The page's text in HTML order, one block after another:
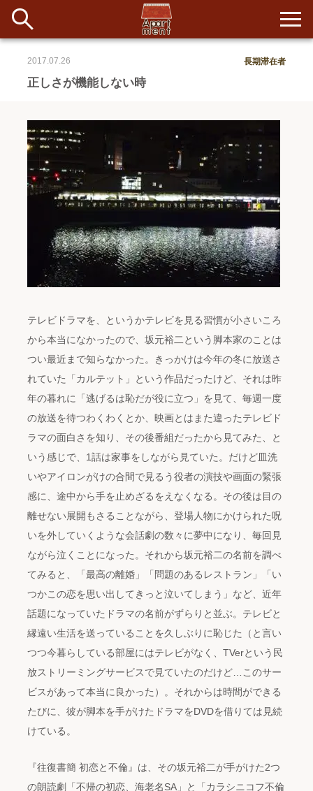
#日記 #暮らし #生活 #留学 #考え事 #音楽
イベント&ショップ
長期滞在者&more
アパートメントについて
配信
入居者一覧
正しさが機能しない時
2017.07.26 長期滞在者
テレビドラマを、というかテレビを見る習慣が小さいころ
から本当になかったので、坂元裕二という脚本家のことは
つい最近まで知らなかった。きっかけは今年の冬に放送さ
れていた「カルテット」という作品だったけど、それは昨
年の暮れに「逃げるは恥だが役に立つ」を見て、毎週一度
の放送を待つわくわくとか、映画とはまた違ったテレビド
ラマの面白さを知り、その後番組だったから見てみた、と
いう感じで、1話は家事をしながら見ていた。だけど皿洗
いやアイロンがけの合間で見るう役者の演技や画面の緊張
感に、途中から手を止めざるをえなくなる。その後は目の
離せない展開もさることながら、登場人物にかけられた呪
いを外していくような会話劇の数々に夢中になり、毎回見
ながら泣くことになった。それから坂元裕二の名前を調べ
てみると、「最高の離婚」「問題のあるレストラン」「い
つかこの恋を思い出してきっと泣いてしまう」など、近年
話題になっていたドラマの名前がずらりと並ぶ。テレビと
縁遠い生活を送っていることを久しぶりに恥じた（と言い
つつ今暮らしている部屋にはテレビがなく、TVerという民
放ストリーミングサービスで見ていたのだけど…このサー
ビスがあって本当に良かった）。それからは時間ができる
たびに、彼が脚本を手がけたドラマをDVDを借りては見続
けている。
『往復書簡 初恋と不倫』は、その坂元裕二が手がけた2つ
の朗読劇「不帰の初恋、海老名SA」と「カラシニコフ不倫